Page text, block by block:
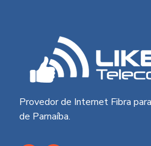
Provedor de Internet Fibra
de Parnaíba.